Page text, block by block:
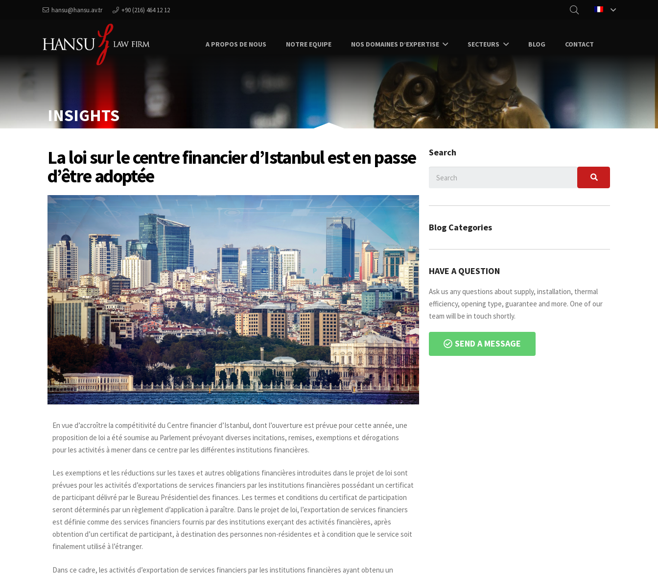
hansu@hansu.av.tr +90 (216) 464 12 12
A PROPOS DE NOUS NOTRE EQUIPE NOS DOMAINES D’EXPERTISE SECTEURS BLOG CONTACT
INSIGHTS
La loi sur le centre financier d’Istanbul est en passe
d’être adoptée
En vue d’accroître la compétitivité du Centre financier d’Istanbul, dont l’ouverture est prévue pour cette année, une
proposition de loi a été soumise au Parlement prévoyant diverses incitations, remises, exemptions et dérogations
pour les activités à mener dans ce centre par les différentes institutions financières.
Les exemptions et les réductions sur les taxes et autres obligations financières introduites dans le projet de loi sont
prévues pour les activités d’exportations de services financiers par les institutions financières possédant un certificat
de participant délivré par le Bureau Présidentiel des finances. Les termes et conditions du certificat de participation
seront déterminés par un règlement d’application à paraître. Dans le projet de loi, l’exportation de services financiers
est définie comme des services financiers fournis par des institutions exerçant des activités financières, après
obtention d’un certificat de participant, à destination des personnes non-résidentes et à condition que le service soit
finalement utilisé à l’étranger.
Dans ce cadre, les activités d’exportation de services financiers par les institutions financières ayant obtenu un
Search
Blog Categories
HAVE A QUESTION
Ask us any questions about supply, installation, thermal
efficiency, opening type, guarantee and more. One of our
team will be in touch shortly.
SEND A MESSAGE